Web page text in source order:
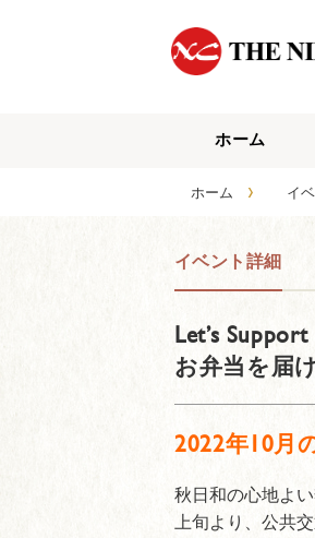
ホーム
ホーム › イ
イベント詳細
Let’s
お弁当を届
2022年10月
秋日和の心地よ
上旬より、公共